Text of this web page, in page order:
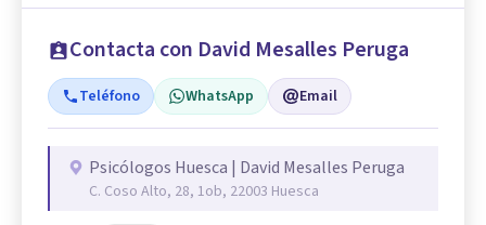
Contacta con David Mesalles Peruga
Teléfono WhatsApp Email
Psicólogos Huesca | David Mesalles Peruga
C. Coso Alto, 28, 1ob, 22003 Huesca